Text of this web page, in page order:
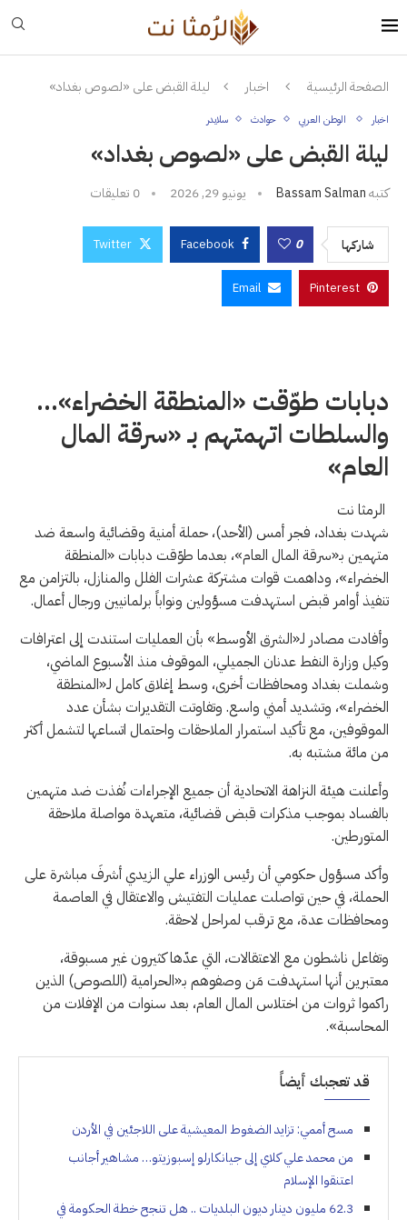
الصفحة الرئيسية اخبار ليلة القبض على «لصوص بغداد»
اخبار الوطن العربي حوادث سلايدر
ليلة القبض على «لصوص بغداد»
كتبهBassam Salman يونيو 29, 2026 0 تعليقات
شاركها 0
Facebook
Twitter
Pinterest
Email
دبابات طوّقت «المنطقة الخضراء»…
والسلطات اتهمتهم بـ «سرقة المال
العام»
الرمثا نت
شهدت بغداد، فجر أمس (الأحد)، حملة أمنية وقضائية واسعة ضد
متهمين بـ«سرقة المال العام»، بعدما طوّقت دبابات «المنطقة
الخضراء»، وداهمت قوات مشتركة عشرات الفلل والمنازل، بالتزامن مع
تنفيذ أوامر قبض استهدفت مسؤولين ونواباً برلمانيين ورجال أعمال.
وأفادت مصادر لـ«الشرق الأوسط» بأن العمليات استندت إلى اعترافات
وكيل وزارة النفط عدنان الجميلي، الموقوف منذ الأسبوع الماضي،
وشملت بغداد ومحافظات أخرى، وسط إغلاق كامل لـ«المنطقة
الخضراء»، وتشديد أمني واسع. وتفاوتت التقديرات بشأن عدد
الموقوفين، مع تأكيد استمرار الملاحقات واحتمال اتساعها لتشمل أكثر
من مائة مشتبه به.
وأعلنت هيئة النزاهة الاتحادية أن جميع الإجراءات نُفذت ضد متهمين
بالفساد بموجب مذكرات قبض قضائية، متعهدة مواصلة ملاحقة
المتورطين.
وأكد مسؤول حكومي أن رئيس الوزراء علي الزيدي أشرفَ مباشرة على
الحملة، في حين تواصلت عمليات التفتيش والاعتقال في العاصمة
ومحافظات عدة، مع ترقب لمراحل لاحقة.
وتفاعل ناشطون مع الاعتقالات، التي عدّها كثيرون غير مسبوقة،
معتبرين أنها استهدفت مَن وصفوهم بـ«الحرامية (اللصوص) الذين
راكموا ثروات من اختلاس المال العام، بعد سنوات من الإفلات من
المحاسبة».
قد تعجبك أيضاً
مسح أممي: تزايد الضغوط المعيشية على اللاجئين في الأردن
من محمد علي كلاي إلى جيانكارلو إسبوزيتو… مشاهير أجانب
اعتنقوا الإسلام
62.3 مليون دينار ديون البلديات .. هل تنجح خطة الحكومة في